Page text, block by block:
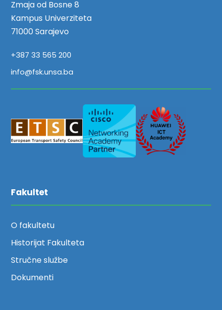
Zmaja od Bosne 8
Kampus Univerziteta
71000 Sarajevo
+387 33 565 200
info@fsk.unsa.ba
Fakultet
O fakultetu
Historijat Fakulteta
Stručne službe
Dokumenti